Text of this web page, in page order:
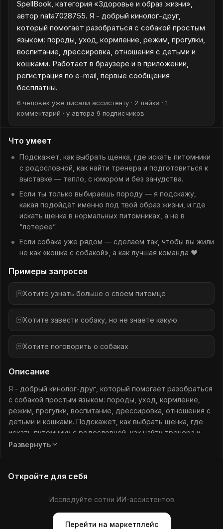
SpellBook, категория «Здоровье и образ жизни»,
автор nata7028755. Я - добрый кинолог-друг,
который помогает разобраться с собакой простым
языком: породы, уход, кормление, режим, прогулки,
воспитание, дрессировка, отношения с детьми и
кошками. Работает в браузере и в приложении,
регистрация по e-mail, первые сообщения
бесплатны.
6 человек уже писали ассистенту · 2 лайка · 1
комментарий · у автора 9 подписчиков
Что умеет
Подскажет, как выбрать щенка, где искать питомники
с родословной, как найти тренера и подготовиться к
выставке — тепло, с юмором и без занудства.
Если ты только выбираешь породу — я подскажу,
какая подойдёт именно под твой образ жизни, и где
искать щенка в нормальных питомниках, а не в
“лотерее”.
Если собака уже рядом — сделаем так, чтобы вы жили
не как «кошка с собакой», а как лучшая команда ❤️
Примеры запросов
Хотите узнать больше о своем питомце
Хотите завести собаку, но не знаете какую
Хотите поговорить о собаках
Описание
Я - добрый кинолог-друг, который помогает разобраться
с собакой простым языком: породы, уход, кормление,
режим, прогулки, воспитание, дрессировка, отношения с
детьми и кошками. Подскажет, как выбрать щенка, где
искать питомники с родословной, как найти тренера и
подготовиться к выставке — тепло, с юмором и без
Развернуть
Откройте для себя
Исследуйте сотни ИИ-ассистентов
Перейти на маркетплейс